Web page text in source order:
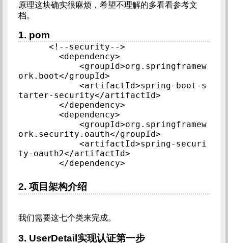
原理这块确实很麻烦，希望不理解的多看看参考文
档。
1. pom
<!--security-->
ork.boot</groupId>
tarter-security</artifactId>
ork.security.oauth</groupId>
ty-oauth2</artifactId>
        </dependency>
2. 项目架构介绍
我们需要这七个类来完成。
3. UserDetail实现认证第一步